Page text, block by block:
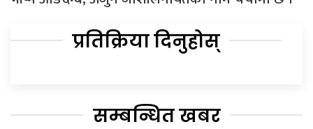
प्रतिक्रिया दिनुहोस्
सम्बन्धित खबर